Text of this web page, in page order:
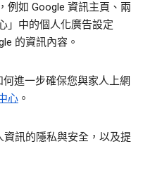
例如 Google 資訊主頁、兩
」中的個人化廣告設定
的資訊內容。
進一步確保您與家人上網
心 。
訊的隱私與安全，以及提